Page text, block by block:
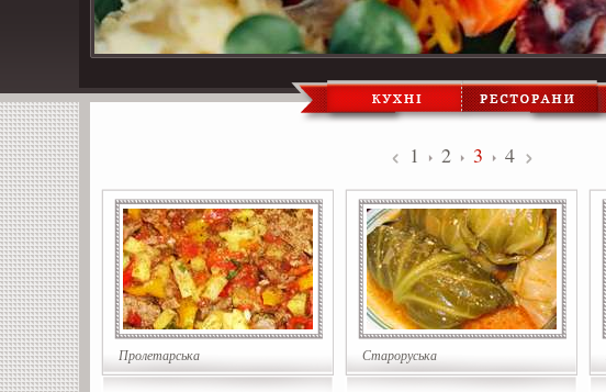
1 2 3 4
Пролетарська Староруська